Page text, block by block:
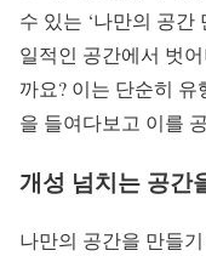
수 있는 ‘나만의 공간
일적인 공간에서 벗
까요? 이는 단순히
을 들여다보고 이를
개성 넘치는 공간
나만의 공간을 만들